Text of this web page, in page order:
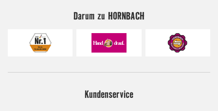
Darum zu HORNBACH
Kundenservice